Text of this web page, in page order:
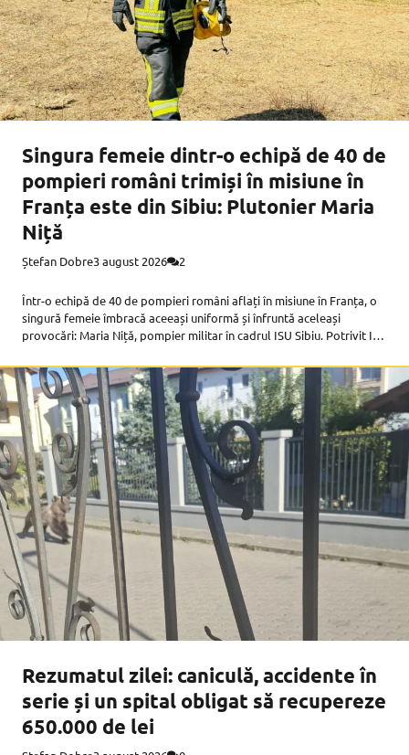
Singura femeie dintr-o echipă de 40 de
pompieri români trimiși în misiune în
Franța este din Sibiu: Plutonier Maria
Niță
Ștefan Dobre3 august 2026 2
Într-o echipă de 40 de pompieri români aflați în misiune în Franța, o
singură femeie îmbracă aceeași uniformă și înfruntă aceleași
provocări: Maria Niță, pompier militar în cadrul ISU Sibiu. Potrivit ISU
Rezumatul zilei: caniculă, accidente în
serie și un spital obligat să recupereze
650.000 de lei